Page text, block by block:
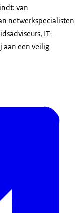
van
netwerkspecialisten
IT-
aan een veilig